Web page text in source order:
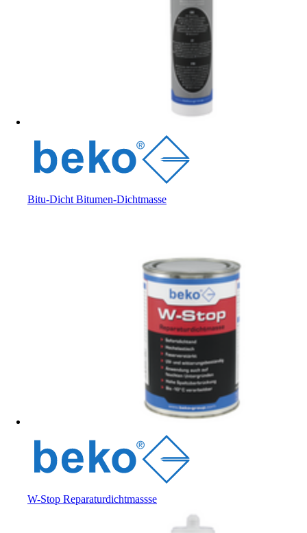
Bitu-Dicht Bitumen-Dichtmasse
W-Stop Reparaturdichtmassse